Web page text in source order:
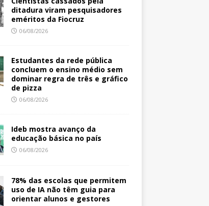
ditadura viram pesquisadores
eméritos da Fiocruz
06/08/2026
Estudantes da rede pública
concluem o ensino médio sem
dominar regra de três e gráfico
de pizza
06/08/2026
Ideb mostra avanço da
educação básica no país
06/08/2026
78% das escolas que permitem
uso de IA não têm guia para
orientar alunos e gestores